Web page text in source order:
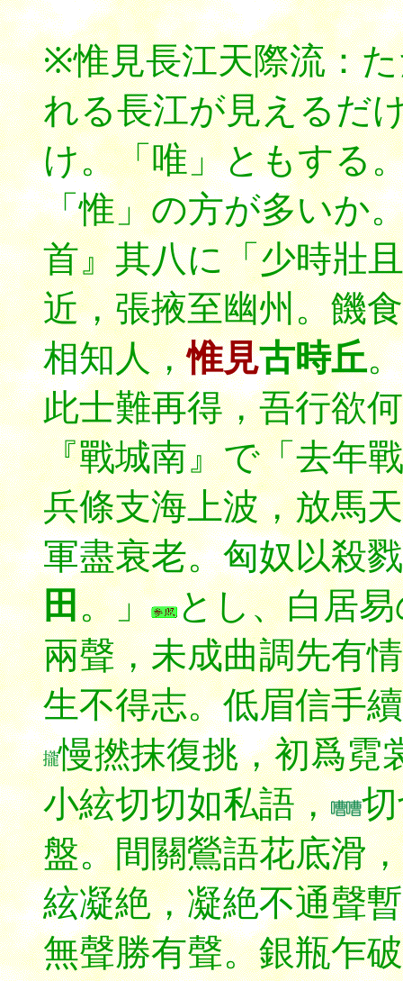
※惟見長江天際流：
れる長江が見える
け。「唯」ともする
「惟」の方が多いか
首』其八に「少時壯
近，張掖至幽州。饑
相知人，惟見古時丘
此士難再得，吾行欲
『戰城南』で「去年
兵條支海上波，放馬
軍盡衰老。匈奴以殺
田。」
とし、白居
兩聲，未成曲調先有
生不得志。低眉信手
慢撚抹復挑，初爲霓
小絃切切如私語，
盤。間關鶯語花底滑
絃凝絶，凝絶不通聲
無聲勝有聲。銀瓶乍